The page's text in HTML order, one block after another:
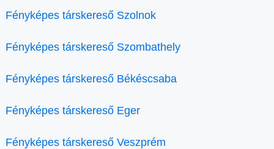
Fényképes társkereső Szolnok
Fényképes társkereső Szombathely
Fényképes társkereső Békéscsaba
Fényképes társkereső Eger
Fényképes társkereső Veszprém